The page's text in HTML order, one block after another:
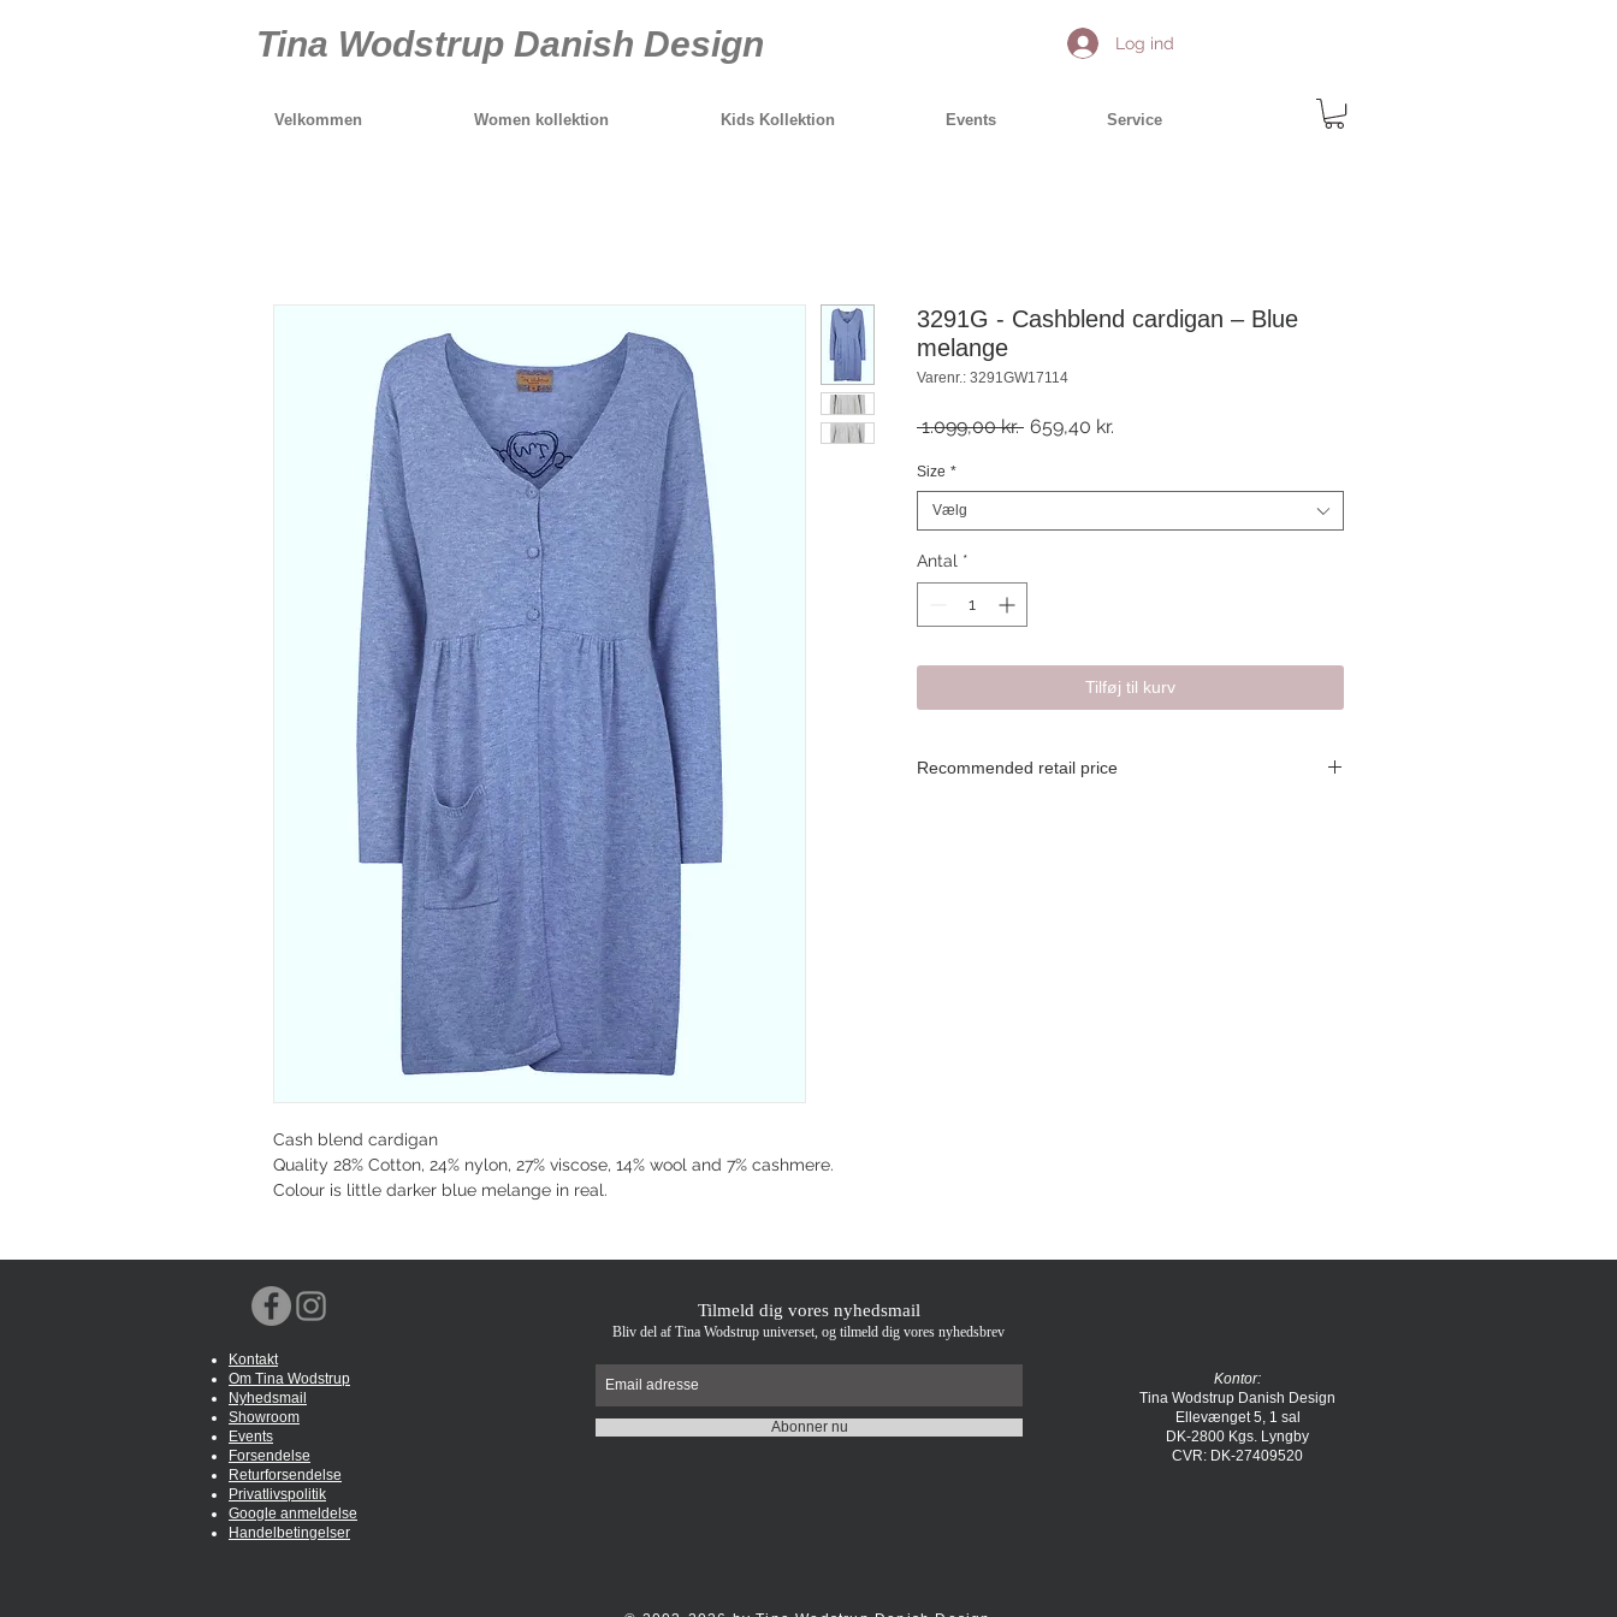
Tina Wodstrup Danish Design Log ind
Velkommen Women kollektion Kids Kollektion Events Service
Cash blend cardigan
Quality 28% Cotton, 24% nylon, 27% viscose, 14% wool and 7% cashmere.
Colour is little darker blue melange in real.
3291G - Cashblend cardigan – Blue
melange
Varenr.: 3291GW17114
1.099,00 kr. Regulær
659,40 kr.
Size *
Vælg
Antal *
Tilføj til kurv
Recommended retail price
Kontakt
Om Tina Wodstrup
Nyhedsmail
Showroom
Events
Forsendelse
Returforsendelse
Privatlivspolitik
Google anmeldelse
Handelbetingelser
Tilmeld dig vores nyhedsmail
Bliv del af Tina Wodstrup universet, og tilmeld dig vores nyhedsbrev
Abonner nu
Kontor:
Tina Wodstrup Danish Design
Ellevænget 5, 1 sal
DK-2800 Kgs. Lyngby
CVR: DK-27409520